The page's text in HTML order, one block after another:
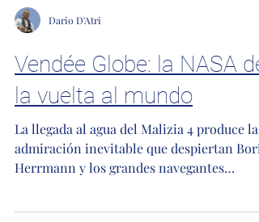
Dario D'Atri
Vendée Globe: la NASA de
la vuelta al mundo
La llegada al agua del Malizia 4 produce la